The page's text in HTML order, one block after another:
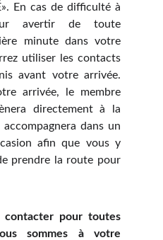
En cas de difficulté à
avertir de toute
minute dans votre
utiliser les contacts
avant votre arrivée.
arrivée, le membre
directement à la
dans un
afin que vous y
prendre la route pour
contacter pour toutes
sommes à votre